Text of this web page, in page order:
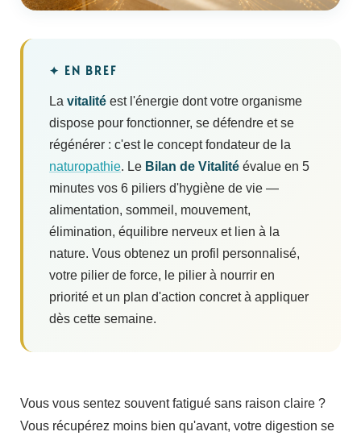
✦ EN BREF
La vitalité est l'énergie dont votre organisme
dispose pour fonctionner, se défendre et se
régénérer : c'est le concept fondateur de la
naturopathie. Le Bilan de Vitalité évalue en 5
minutes vos 6 piliers d'hygiène de vie —
alimentation, sommeil, mouvement,
élimination, équilibre nerveux et lien à la
nature. Vous obtenez un profil personnalisé,
votre pilier de force, le pilier à nourrir en
priorité et un plan d'action concret à appliquer
dès cette semaine.
Vous vous sentez souvent fatigué sans raison claire ?
Vous récupérez moins bien qu'avant, votre digestion se